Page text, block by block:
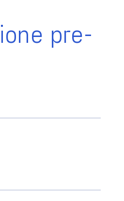
pre-